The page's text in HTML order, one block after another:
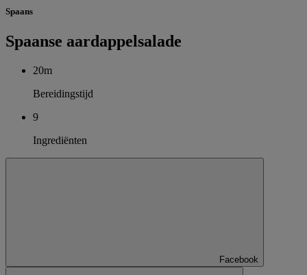
Spaans
Spaanse aardappelsalade
20m
Bereidingstijd
9
Ingrediënten
Facebook